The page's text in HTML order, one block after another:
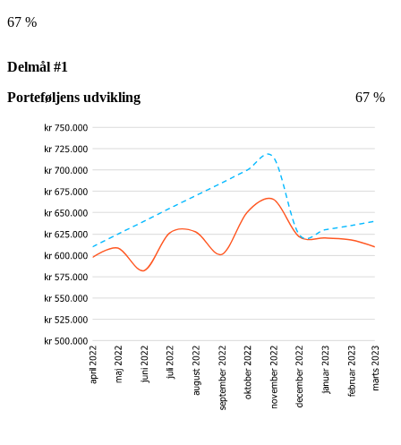
67 %
Delmål #1
67 %
Porteføljens udvikling